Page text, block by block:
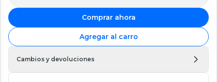
Comprar ahora
Agregar al carro
Cambios y devoluciones